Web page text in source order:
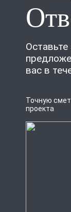
вас в
Точную
проекта